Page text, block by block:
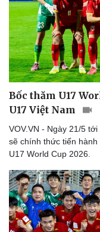
Bốc thăm U17
U17 Việt Nam
VOV.VN - Ngày 21/5
sẽ chính thức tiến
U17 World Cup 2026.